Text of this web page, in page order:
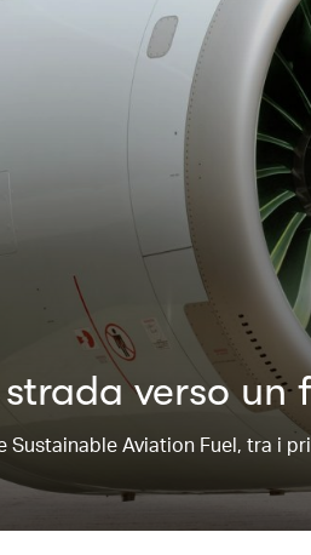
verso un
Sustainable Aviation Fuel, tra i